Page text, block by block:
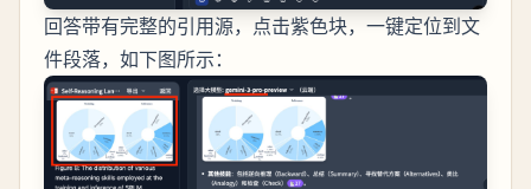
回答带有完整的引用源，点击紫色块，一键定位到文
件段落，如下图所示：